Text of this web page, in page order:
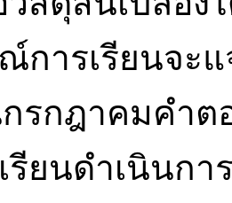
การเรียนจะ
กรกฎาคมคำ
รียนดำเนินก